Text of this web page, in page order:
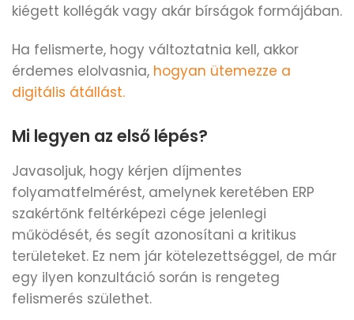
kiégett kollégák vagy akár bírságok formájában.
Ha felismerte, hogy változtatnia kell, akkor
érdemes elolvasnia, hogyan ütemezze a
digitális átállást.
Mi legyen az első lépés?
Javasoljuk, hogy kérjen díjmentes
folyamatfelmérést, amelynek keretében ERP
szakértőnk feltérképezi cége jelenlegi
működését, és segít azonosítani a kritikus
területeket. Ez nem jár kötelezettséggel, de már
egy ilyen konzultáció során is rengeteg
felismerés születhet.